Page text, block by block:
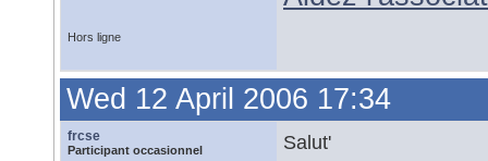
Hors ligne
Wed 12 April 2006 17:34
frcse
Participant occasionnel
Salut'